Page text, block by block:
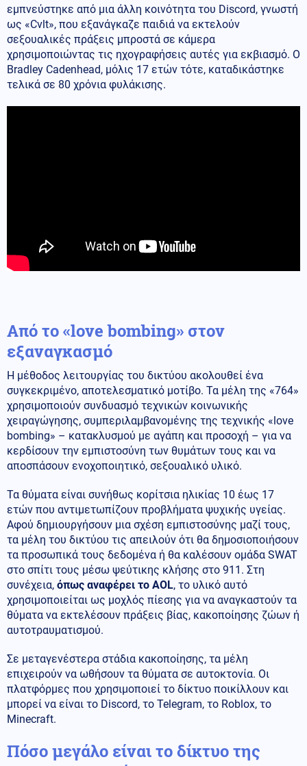
εμπνεύστηκε από μια άλλη κοινότητα του Discord, γνωστή
ως «Cvlt», που εξανάγκαζε παιδιά να εκτελούν
σεξουαλικές πράξεις μπροστά σε κάμερα
χρησιμοποιώντας τις ηχογραφήσεις αυτές για εκβιασμό. Ο
Bradley Cadenhead, μόλις 17 ετών τότε, καταδικάστηκε
τελικά σε 80 χρόνια φυλάκισης.
Από το «love bombing» στον
εξαναγκασμό
Η μέθοδος λειτουργίας του δικτύου ακολουθεί ένα
συγκεκριμένο, αποτελεσματικό μοτίβο. Τα μέλη της «764»
χρησιμοποιούν συνδυασμό τεχνικών κοινωνικής
χειραγώγησης, συμπεριλαμβανομένης της τεχνικής «love
bombing» – κατακλυσμού με αγάπη και προσοχή – για να
κερδίσουν την εμπιστοσύνη των θυμάτων τους και να
αποσπάσουν ενοχοποιητικό, σεξουαλικό υλικό.
Τα θύματα είναι συνήθως κορίτσια ηλικίας 10 έως 17
ετών που αντιμετωπίζουν προβλήματα ψυχικής υγείας.
Αφού δημιουργήσουν μια σχέση εμπιστοσύνης μαζί τους,
τα μέλη του δικτύου τις απειλούν ότι θα δημοσιοποιήσουν
τα προσωπικά τους δεδομένα ή θα καλέσουν ομάδα SWAT
στο σπίτι τους μέσω ψεύτικης κλήσης στο 911. Στη
συνέχεια, όπως αναφέρει το AOL, το υλικό αυτό
χρησιμοποιείται ως μοχλός πίεσης για να αναγκαστούν τα
θύματα να εκτελέσουν πράξεις βίας, κακοποίησης ζώων ή
αυτοτραυματισμού.
Σε μεταγενέστερα στάδια κακοποίησης, τα μέλη
επιχειρούν να ωθήσουν τα θύματα σε αυτοκτονία. Οι
πλατφόρμες που χρησιμοποιεί το δίκτυο ποικίλλουν και
μπορεί να είναι το Discord, το Telegram, το Roblox, το
Minecraft.
Πόσο μεγάλο είναι το δίκτυο της